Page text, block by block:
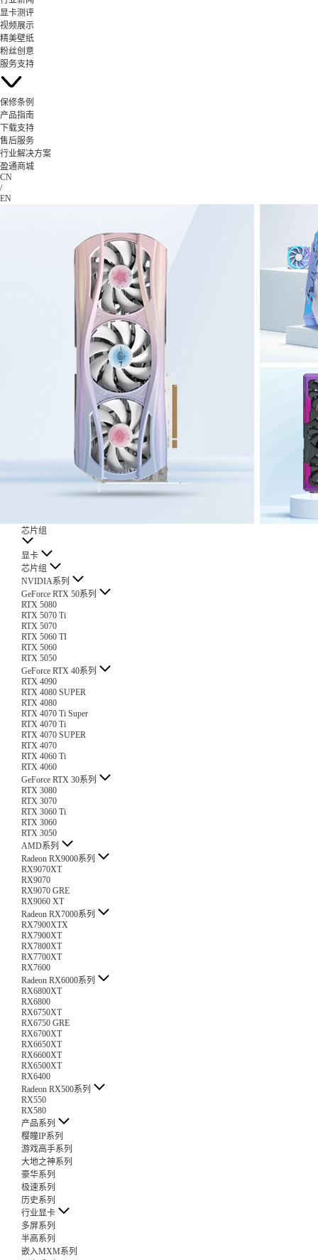
显卡测评
视频展示
精美壁纸
粉丝创意
服务支持
保修条例
产品指南
下载支持
售后服务
行业解决方案
盈通商城
CN
/
EN
芯片组
显卡
芯片组
NVIDIA系列
GeForce RTX 50系列
RTX 5080
RTX 5070 Ti
RTX 5070
RTX 5060 TI
RTX 5060
RTX 5050
GeForce RTX 40系列
RTX 4090
RTX 4080 SUPER
RTX 4080
RTX 4070 Ti Super
RTX 4070 Ti
RTX 4070 SUPER
RTX 4070
RTX 4060 Ti
RTX 4060
GeForce RTX 30系列
RTX 3080
RTX 3070
RTX 3060 Ti
RTX 3060
RTX 3050
AMD系列
Radeon RX9000系列
RX9070XT
RX9070
RX9070 GRE
RX9060 XT
Radeon RX7000系列
RX7900XTX
RX7900XT
RX7800XT
RX7700XT
RX7600
Radeon RX6000系列
RX6800XT
RX6800
RX6750XT
RX6750 GRE
RX6700XT
RX6650XT
RX6600XT
RX6500XT
RX6400
Radeon RX500系列
RX550
RX580
产品系列
樱瞳IP系列
游戏高手系列
大地之神系列
豪华系列
极速系列
历史系列
行业显卡
多屏系列
半高系列
嵌入MXM系列